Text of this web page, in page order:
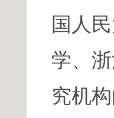
国人
学、
究机